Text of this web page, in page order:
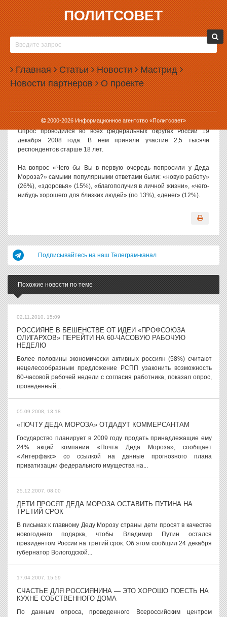
ПОЛИТСОВЕТ
Главная Статьи Новости Мастрид
Новости партнеров О проекте
2000-2026Информационное агентство «Политсовет»
25.12.2008, 12:45
РОССИЯНЕ ПРОСЯТ У ДЕДА МОРОЗА НОВУЮ
РАБОТУ
Россияне самым желанным подарком к Новому году называют
новую работу, а также мечтают не болеть, о счастье в личной
жизни и благополучии близких, свидетельствуют данные опроса,
проведенного исследовательским центром портала SuperJob,
которые цитирует РИА «Новости».
Опрос проводился во всех федеральных округах России 19
декабря 2008 года. В нем приняли участие 2,5 тысячи
респондентов старше 18 лет.
На вопрос «Чего бы Вы в первую очередь попросили у Деда
Мороза?» самыми популярными ответами были: «новую работу»
(26%), «здоровья» (15%), «благополучия в личной жизни», «чего-
нибудь хорошего для близких людей» (по 13%), «денег» (12%).
Подписывайтесь на наш Телеграм-канал
Похожие новости по теме
02.11.2010, 15:09
РОССИЯНЕ В БЕШЕНСТВЕ ОТ ИДЕИ «ПРОФСОЮЗА
ОЛИГАРХОВ» ПЕРЕЙТИ НА 60-ЧАСОВУЮ РАБОЧУЮ
НЕДЕЛЮ
Более половины экономически активных россиян (58%) считают
нецелесообразным предложение РСПП узаконить возможность
60-часовой рабочей недели с согласия работника, показал опрос,
проведенный...
05.09.2008, 13:18
«ПОЧТУ ДЕДА МОРОЗА» ОТДАДУТ КОММЕРСАНТАМ
Государство планирует в 2009 году продать принадлежащие ему
24% акций компании «Почта Деда Мороза», сообщает
«Интерфакс» со ссылкой на данные прогнозного плана
приватизации федерального имущества на...
25.12.2007, 08:00
ДЕТИ ПРОСЯТ ДЕДА МОРОЗА ОСТАВИТЬ ПУТИНА НА
ТРЕТИЙ СРОК
В письмах к главному Деду Морозу страны дети просят в качестве
новогоднего подарка, чтобы Владимир Путин остался
президентом России на третий срок. Об этом сообщил 24 декабря
губернатор Вологодской...
17.04.2007, 15:59
СЧАСТЬЕ ДЛЯ РОССИЯНИНА — ЭТО ХОРОШО ПОЕСТЬ НА
КУХНЕ СОБСТВЕННОГО ДОМА
По данным опроса, проведенного Всероссийским центром